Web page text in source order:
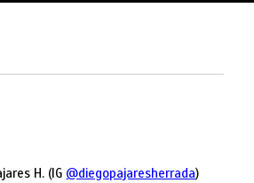
H. (IG @diegopajaresherrada)